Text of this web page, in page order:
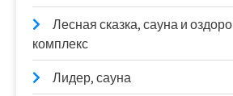
Лесная сказка, сауна и
комплекс
Лидер, сауна